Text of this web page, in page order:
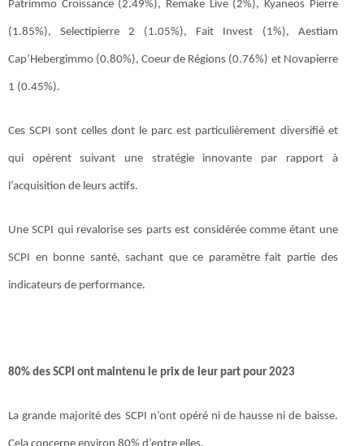
Patrimmo Croissance (2.49%), Remake Live (2%), Kyaneos Pierre
(1.85%), Selectipierre 2 (1.05%), Fait Invest (1%), Aestiam
Cap’Hebergimmo (0.80%), Coeur de Régions (0.76%) et Novapierre
1 (0.45%).
Ces SCPI sont celles dont le parc est particulièrement diversifié et
qui opèrent suivant une stratégie innovante par rapport à
l’acquisition de leurs actifs.
Une SCPI qui revalorise ses parts est considérée comme étant une
SCPI en bonne santé, sachant que ce paramètre fait partie des
indicateurs de performance.
80% des SCPI ont maintenu le prix de leur part pour 2023
La grande majorité des SCPI n’ont opéré ni de hausse ni de baisse.